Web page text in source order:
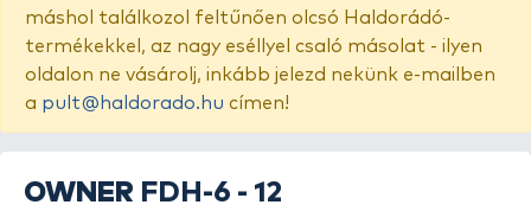
máshol találkozol feltűnően olcsó Haldorádó-
termékekkel, az nagy eséllyel csaló másolat - ilyen
oldalon ne vásárolj, inkább jelezd nekünk e-mailben
a pult@haldorado.hu címen!
OWNER FDH-6 - 12